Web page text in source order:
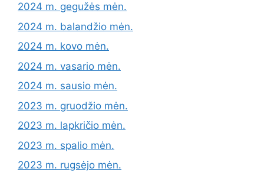
2024 m. gegužės mėn.
2024 m. balandžio mėn.
2024 m. kovo mėn.
2024 m. vasario mėn.
2024 m. sausio mėn.
2023 m. gruodžio mėn.
2023 m. lapkričio mėn.
2023 m. spalio mėn.
2023 m. rugsėjo mėn.